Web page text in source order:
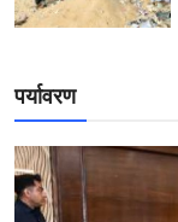
पर्यावरण